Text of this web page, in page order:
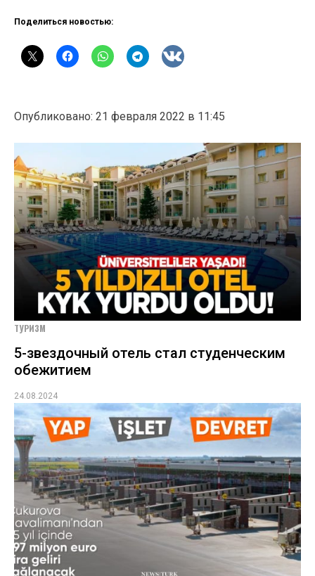
Поделиться новостью:
Опубликовано: 21 февраля 2022 в 11:45
ТУРИЗМ
5-звездочный отель стал студенческим
обежитием
24.08.2024